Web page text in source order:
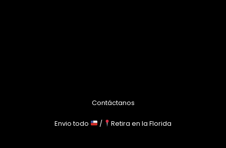
Contáctanos
Envio todo / Retira en la Florida